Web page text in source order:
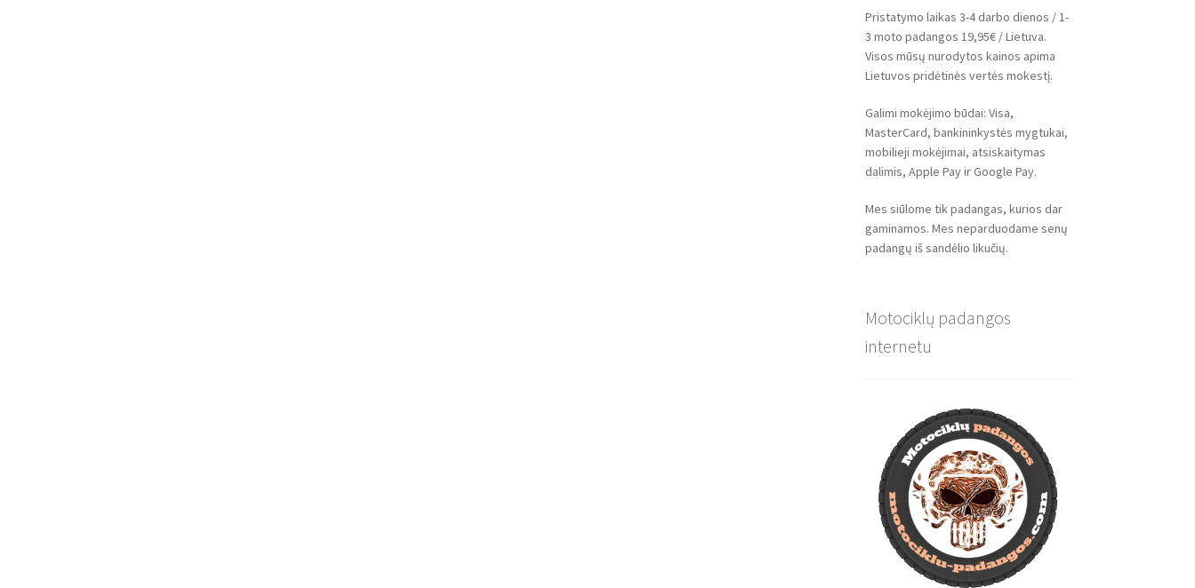
Pristatymo laikas 3-4 darbo dienos / 1-
3 moto padangos 19,95€ / Lietuva.
Visos mūsų nurodytos kainos apima
Lietuvos pridėtinės vertės mokestį.
Galimi mokėjimo būdai: Visa,
MasterCard, bankininkystės mygtukai,
mobilieji mokėjimai, atsiskaitymas
dalimis, Apple Pay ir Google Pay.
Mes siūlome tik padangas, kurios dar
gaminamos. Mes neparduodame senų
padangų iš sandėlio likučių.
Motociklų padangos
internetu